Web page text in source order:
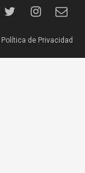
Política de Privacidad